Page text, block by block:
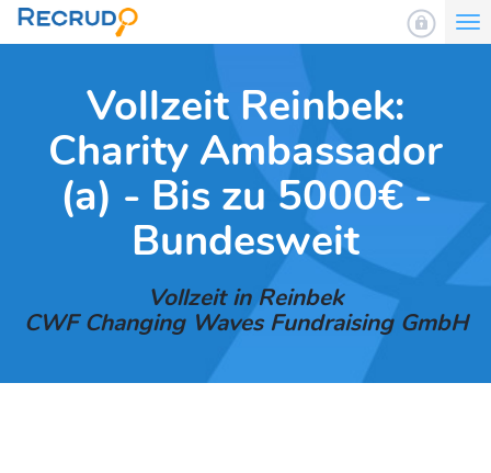
Vollzeit Reinbek:
Charity Ambassador
(a) - Bis zu 5000€ -
Bundesweit
Vollzeit in Reinbek
CWF Changing Waves Fundraising GmbH